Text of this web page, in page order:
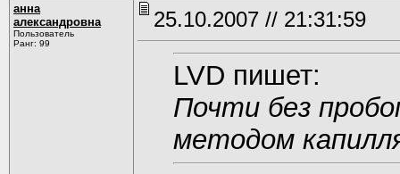
анна
александровна
Пользователь
Ранг: 99
25.10.2007 // 21:31:59
LVD пишет:
Почти без
методом